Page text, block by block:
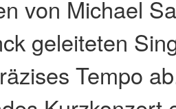
von Michael
geleiteten
Tempo